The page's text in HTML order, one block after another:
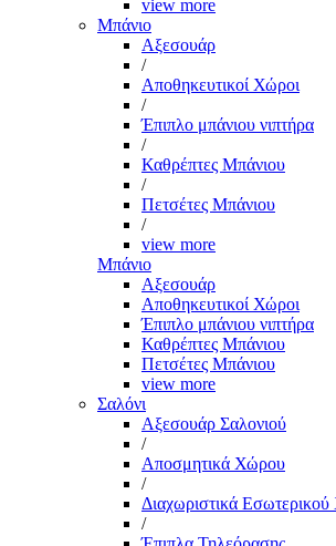
view more
Μπάνιο
Αξεσουάρ
/
Αποθηκευτικοί Χώροι
/
Έπιπλο μπάνιου νιπτήρα
/
Καθρέπτες Μπάνιου
/
Πετσέτες Μπάνιου
/
view more
Μπάνιο
Αξεσουάρ
Αποθηκευτικοί Χώροι
Έπιπλο μπάνιου νιπτήρα
Καθρέπτες Μπάνιου
Πετσέτες Μπάνιου
view more
Σαλόνι
Αξεσουάρ Σαλονιού
/
Αποσμητικά Χώρου
/
Διαχωριστικά
/